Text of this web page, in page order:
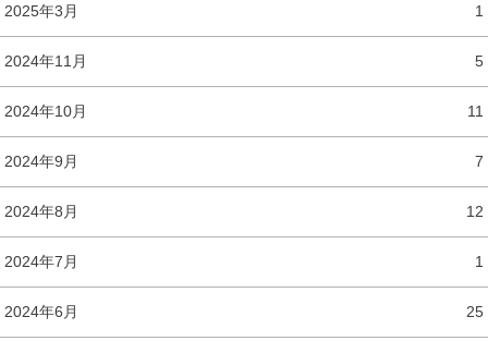
2025年3月 1
2024年11月 5
2024年10月 11
2024年9月 7
2024年8月 12
2024年7月 1
2024年6月 25